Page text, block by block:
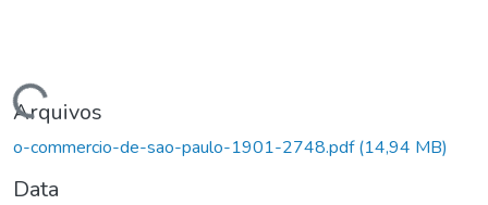
Carregando...
Arquivos
o-commercio-de-sao-paulo-1901-2748.pdf(14,94 MB)
Data